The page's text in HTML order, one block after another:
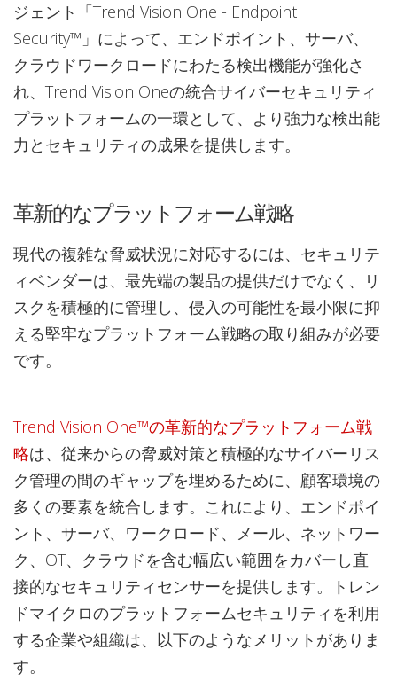
ジェント「Trend Vision One - Endpoint
Security™」によって、エンドポイント、サーバ、
クラウドワークロードにわたる検出機能が強化さ
れ、Trend Vision Oneの統合サイバーセキュリティ
プラットフォームの一環として、より強力な検出能
力とセキュリティの成果を提供します。
革新的なプラットフォーム戦略
現代の複雑な脅威状況に対応するには、セキュリテ
ィベンダーは、最先端の製品の提供だけでなく、リ
スクを積極的に管理し、侵入の可能性を最小限に抑
える堅牢なプラットフォーム戦略の取り組みが必要
です。
Trend Vision One™の革新的なプラットフォーム戦
略は、従来からの脅威対策と積極的なサイバーリス
ク管理の間のギャップを埋めるために、顧客環境の
多くの要素を統合します。これにより、エンドポイ
ント、サーバ、ワークロード、メール、ネットワー
ク、OT、クラウドを含む幅広い範囲をカバーし直
接的なセキュリティセンサーを提供します。トレン
ドマイクロのプラットフォームセキュリティを利用
する企業や組織は、以下のようなメリットがありま
す。